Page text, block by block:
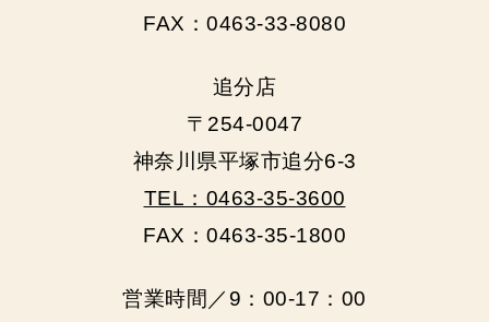
FAX：0463-33-8080
追分店
〒254-0047
神奈川県平塚市追分6-3
TEL：0463-35-3600
FAX：0463-35-1800
営業時間／9：00‐17：00